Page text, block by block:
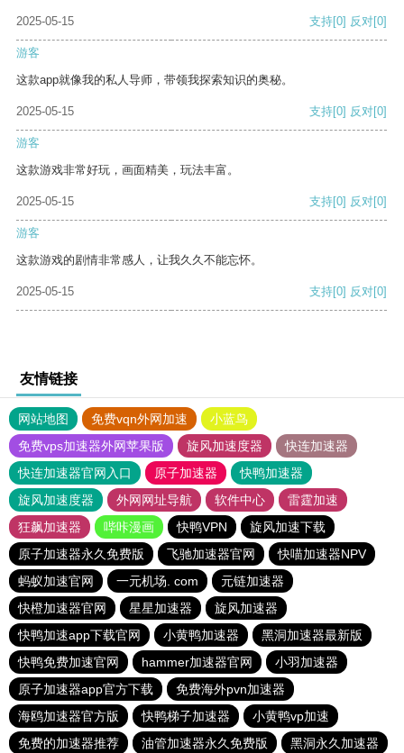
2025-05-15 支持[0] 反对[0]
游客
这款app就像我的私人导师，带领我探索知识的奥秘。
2025-05-15 支持[0] 反对[0]
游客
这款游戏非常好玩，画面精美，玩法丰富。
2025-05-15 支持[0] 反对[0]
游客
这款游戏的剧情非常感人，让我久久不能忘怀。
2025-05-15 支持[0] 反对[0]
友情链接
网站地图 免费vqn外网加速
小蓝鸟
免费vps加速器外网苹果版
旋风加速度器
快连加速器
快连加速器官网入口
原子加速器
快鸭加速器
旋风加速度器
外网网址导航 软件中心
雷霆加速
狂飙加速器
哔咔漫画 快鸭VPN
旋风加速下载
原子加速器永久免费版
飞驰加速器官网
快喵加速器NPV
蚂蚁加速官网
一元机场. com
元链加速器
快橙加速器官网
星星加速器
旋风加速器
快鸭加速app下载官网
小黄鸭加速器
黑洞加速器最新版
快鸭免费加速官网
hammer加速器官网
小羽加速器
原子加速器app官方下载
免费海外pvn加速器
海鸥加速器官方版
快鸭梯子加速器
小黄鸭vp加速
免费的加速器推荐
油管加速器永久免费版 黑洞永久加速器